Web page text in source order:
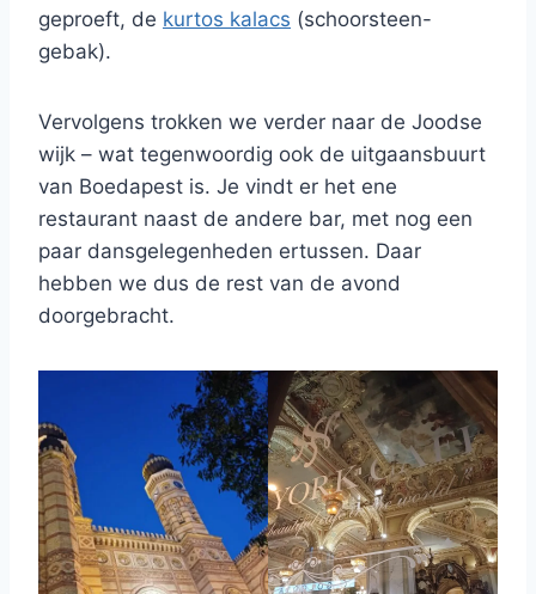
geproeft, de kurtos kalacs (schoorsteen-
gebak).
Vervolgens trokken we verder naar de Joodse
wijk – wat tegenwoordig ook de uitgaansbuurt
van Boedapest is. Je vindt er het ene
restaurant naast de andere bar, met nog een
paar dansgelegenheden ertussen. Daar
hebben we dus de rest van de avond
doorgebracht.